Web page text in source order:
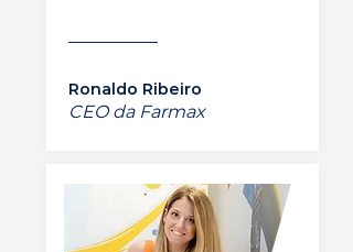
Ronaldo Ribeiro
CEO da Farmax